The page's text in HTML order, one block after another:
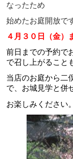
なったため
始めたお庭開放で
４ 月３０ 日
（金
前日までの予約で
で召し上がること
当店のお庭から二
で、お城見学と併
お楽しみください。